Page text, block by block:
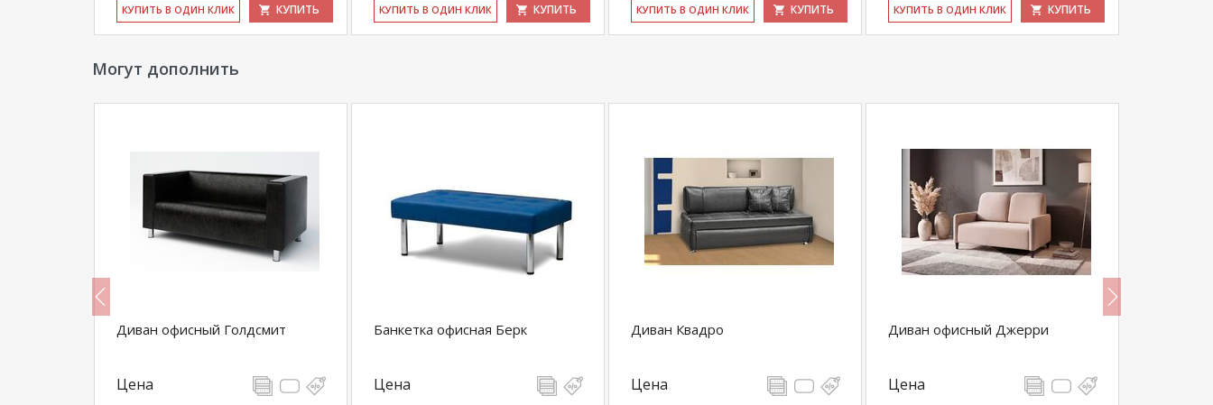
КУ­ПИТЬ В ОДИН КЛИК КУПИТЬ КУ­ПИТЬ В ОДИН КЛИК КУПИТЬ КУ­ПИТЬ В ОДИН КЛИК КУПИТЬ КУ­ПИТЬ В ОДИН КЛИК КУПИТЬ
Могут дополнить
Диван офисный Голдсмит
Цена
Банкетка офисная Берк
Цена
Диван Квадро
Цена
Диван офисный Джерри
Цена